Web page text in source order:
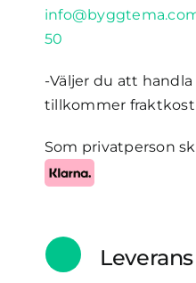
50
-Väljer du att
tillkommer
Som privatperson
Leverans